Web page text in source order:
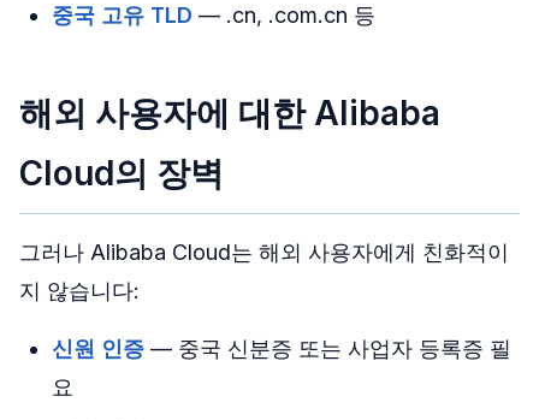
중국 고유 TLD — .cn, .com.cn 등
해외 사용자에 대한 Alibaba
Cloud의 장벽
그러나 Alibaba Cloud는 해외 사용자에게 친화적이
지 않습니다:
신원 인증 — 중국 신분증 또는 사업자 등록증 필
요